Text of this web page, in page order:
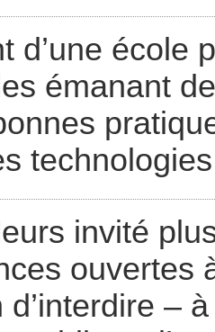
d’une école
émanant
invité
ouvertes
–